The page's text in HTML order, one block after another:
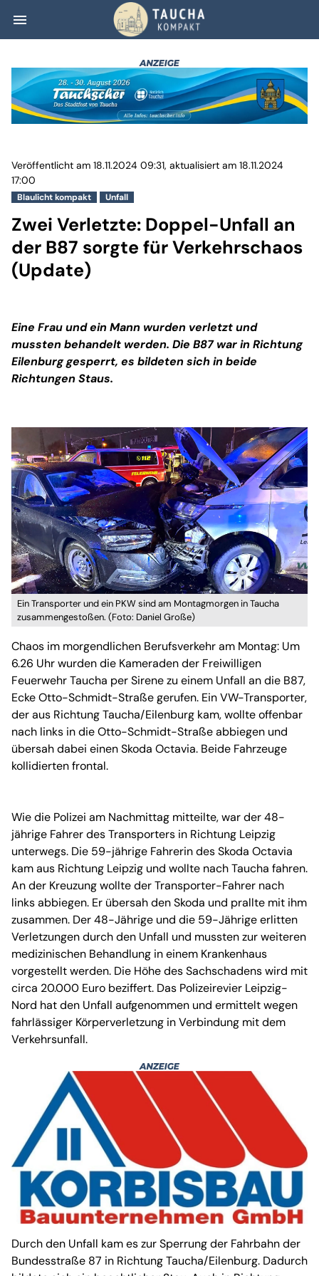
menu Zwei Verletzte:
Blaulicht kompakt Unfall
Veröffentlicht am 18.11.2024 09:31, aktualisiert am 18.11.2024
17:00
Zwei Verletzte: Doppel-Unfall an
der B87 sorgte für Verkehrschaos
(Update)
Eine Frau und ein Mann wurden verletzt und
mussten behandelt werden. Die B87 war in Richtung
Eilenburg gesperrt, es bildeten sich in beide
Richtungen Staus.
Ein Transporter und ein PKW sind am Montagmorgen in Taucha
zusammengestoßen. (Foto: Daniel Große)
Chaos im morgendlichen Berufsverkehr am Montag: Um
6.26 Uhr wurden die Kameraden der Freiwilligen
Feuerwehr Taucha per Sirene zu einem Unfall an die B87,
Ecke Otto-Schmidt-Straße gerufen. Ein VW-Transporter,
der aus Richtung Taucha/Eilenburg kam, wollte offenbar
nach links in die Otto-Schmidt-Straße abbiegen und
übersah dabei einen Skoda Octavia. Beide Fahrzeuge
kollidierten frontal.
Wie die Polizei am Nachmittag mitteilte, war der 48-
jährige Fahrer des Transporters in Richtung Leipzig
unterwegs. Die 59-jährige Fahrerin des Skoda Octavia
kam aus Richtung Leipzig und wollte nach Taucha fahren.
An der Kreuzung wollte der Transporter-Fahrer nach
links abbiegen. Er übersah den Skoda und prallte mit ihm
zusammen. Der 48-Jährige und die 59-Jährige erlitten
Verletzungen durch den Unfall und mussten zur weiteren
medizinischen Behandlung in einem Krankenhaus
vorgestellt werden. Die Höhe des Sachschadens wird mit
circa 20.000 Euro beziffert. Das Polizeirevier Leipzig-
Nord hat den Unfall aufgenommen und ermittelt wegen
fahrlässiger Körperverletzung in Verbindung mit dem
Verkehrsunfall.
Durch den Unfall kam es zur Sperrung der Fahrbahn der
Bundesstraße 87 in Richtung Taucha/Eilenburg. Dadurch